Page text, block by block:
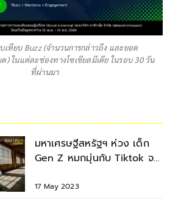
เทียบ Buzz (จำนวนการกล่าวถึง และยอด
) ในแต่ละช่องทางโซเชียลมีเดีย ในรอบ 30 วัน
ที่ผ่านมา
มหาเศรษฐีสหรัฐฯ ห่วง เด็ก
Gen Z หมกมุ่นกับ Tiktok จน
17 May 2023